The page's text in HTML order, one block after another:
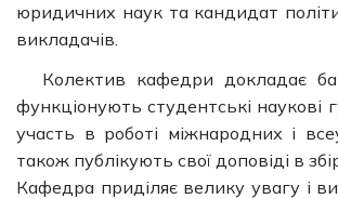
юридичних наук та кандидат
викладачів.
Колектив кафедри докладає
функціонують студентські наукові
участь в роботі міжнародних і
також публікують свої доповіді в
Кафедра приділяє велику увагу і